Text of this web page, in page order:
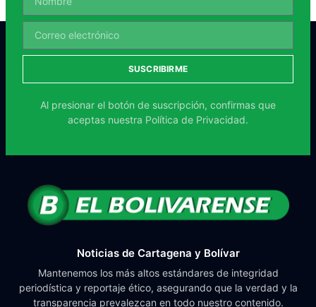
SUSCRIBIRME
Al presionar el botón de suscripción, confirmas que
aceptas nuestra Política de Privacidad.
Noticias de Cartagena y Bolívar
Mantenemos los más altos estándares de integridad
periodística y reportaje ético, asegurando que la verdad y la
transparencia prevalezcan en todo nuestro contenido.